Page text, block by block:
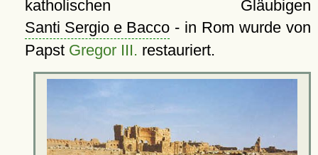
katholischen Gläubigen
Santi Sergio e Bacco- in Rom wurde von
Papst Gregor III. restauriert.